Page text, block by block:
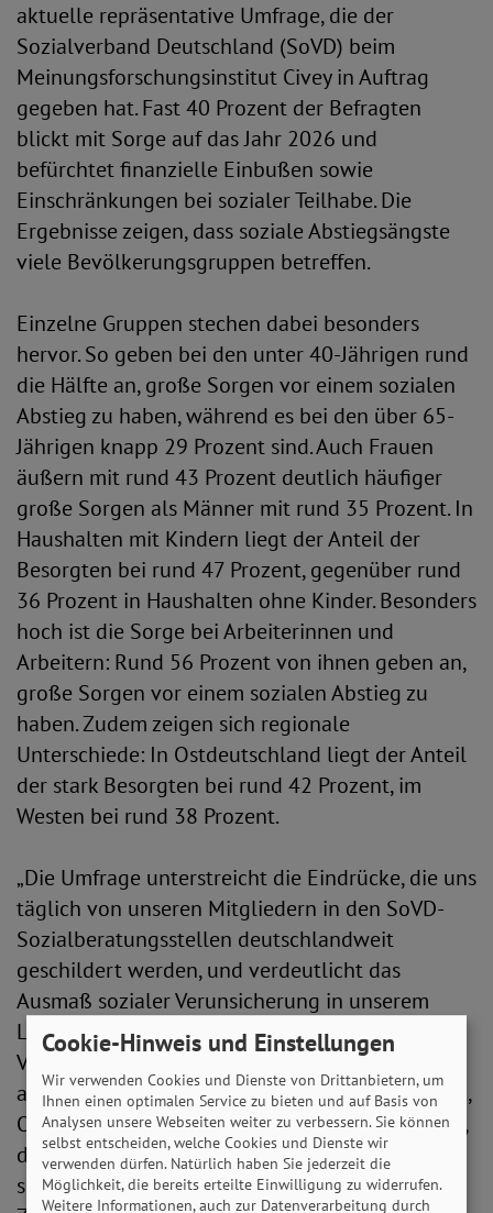
aktuelle repräsentative Umfrage, die der
Sozialverband Deutschland (SoVD) beim
Meinungsforschungsinstitut Civey in Auftrag
gegeben hat. Fast 40 Prozent der Befragten
blickt mit Sorge auf das Jahr 2026 und
befürchtet finanzielle Einbußen sowie
Einschränkungen bei sozialer Teilhabe. Die
Ergebnisse zeigen, dass soziale Abstiegsängste
viele Bevölkerungsgruppen betreffen.
Einzelne Gruppen stechen dabei besonders
hervor. So geben bei den unter 40-Jährigen rund
die Hälfte an, große Sorgen vor einem sozialen
Abstieg zu haben, während es bei den über 65-
Jährigen knapp 29 Prozent sind. Auch Frauen
äußern mit rund 43 Prozent deutlich häufiger
große Sorgen als Männer mit rund 35 Prozent. In
Haushalten mit Kindern liegt der Anteil der
Besorgten bei rund 47 Prozent, gegenüber rund
36 Prozent in Haushalten ohne Kinder. Besonders
hoch ist die Sorge bei Arbeiterinnen und
Arbeitern: Rund 56 Prozent von ihnen geben an,
große Sorgen vor einem sozialen Abstieg zu
haben. Zudem zeigen sich regionale
Unterschiede: In Ostdeutschland liegt der Anteil
der stark Besorgten bei rund 42 Prozent, im
Westen bei rund 38 Prozent.
„Die Umfrage unterstreicht die Eindrücke, die uns
täglich von unseren Mitgliedern in den SoVD-
Sozialberatungsstellen deutschlandweit
geschildert werden, und verdeutlicht das
Ausmaß sozialer Verunsicherung in unserem
Land“, betont Michaela Engelmeier,
Vorstandsvorsitzende des SoVD. „Es ist
alarmierend, dass insbesondere junge Menschen,
Ostdeutsche, Frauen, Arbeiterinnen und Arbeiter,
die unser Land tagtäglich am Laufen halten,
sowie Haushalte mit Kindern, von denen die
Cookie-Hinweis und Einstellungen
Wir verwenden Cookies und Dienste von Drittanbietern, um
Ihnen einen optimalen Service zu bieten und auf Basis von
Analysen unsere Webseiten weiter zu verbessern. Sie können
selbst entscheiden, welche Cookies und Dienste wir
verwenden dürfen. Natürlich haben Sie jederzeit die
Möglichkeit, die bereits erteilte Einwilligung zu widerrufen.
Weitere Informationen, auch zur Datenverarbeitung durch